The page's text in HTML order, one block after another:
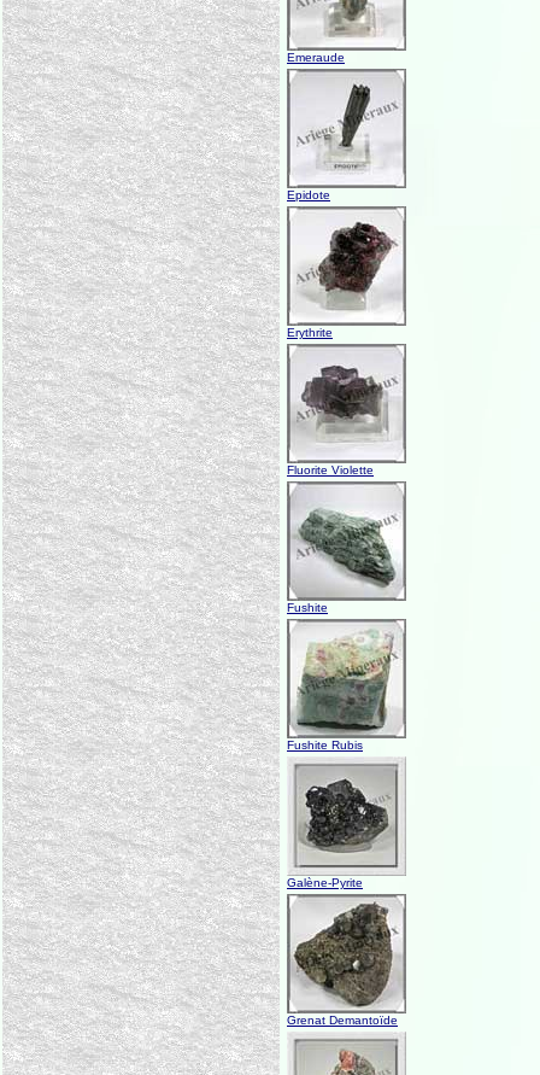
Emeraude
Epidote
Erythrite
Fluorite Violette
Fushite
Fushite Rubis
Galène-Pyrite
Grenat Demantoïde